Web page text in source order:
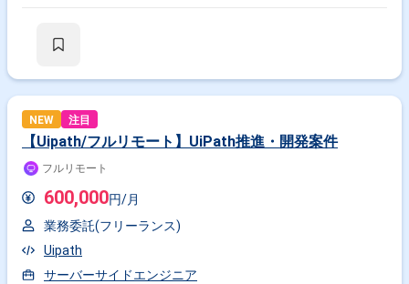
NEW 注目
【Uipath/フルリモート】UiPath推進・開発案件
フルリモート
600,000円/月
業務委託(フリーランス)
Uipath
サーバーサイドエンジニア